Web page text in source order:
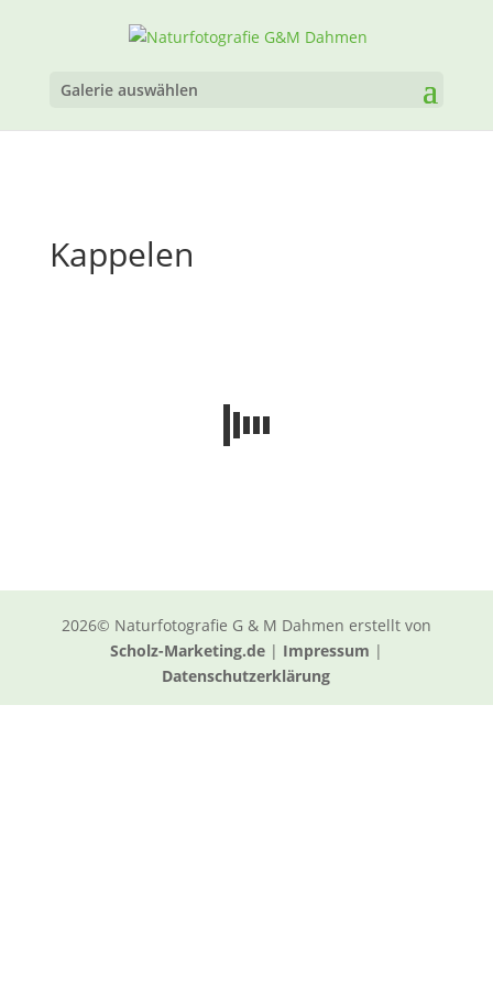
Galerie auswählen
Kappelen
2026© Naturfotografie G & M Dahmen erstellt von
Scholz-Marketing.de| Impressum |
Datenschutzerklärung